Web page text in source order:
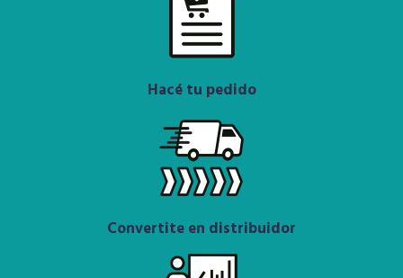
Hacé tu pedido
Convertite en distribuidor